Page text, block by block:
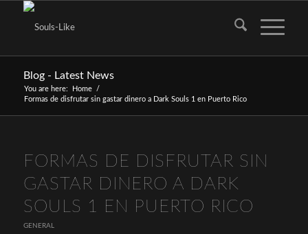
Blog - Latest News
You are here: Home
/
Formas de disfrutar sin gastar dinero a Dark Souls 1 en Puerto Rico
FORMAS DE DISFRUTAR SIN
GASTAR DINERO A DARK
SOULS 1 EN PUERTO RICO
GENERAL